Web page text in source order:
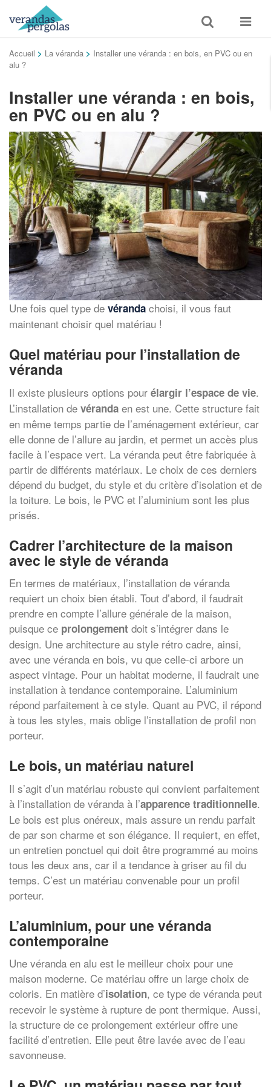
Toggle
search
Toggle
Accueil > La véranda > Installer une véranda : en bois, en PVC ou en
alu ?
Installer une véranda : en bois,
en PVC ou en alu ?
Une fois quel type de véranda choisi, il vous faut
maintenant choisir quel matériau !
Quel matériau pour l’installation de
véranda
Il existe plusieurs options pour élargir l’espace de vie.
L’installation de véranda en est une. Cette structure fait
en même temps partie de l’aménagement extérieur, car
elle donne de l’allure au jardin, et permet un accès plus
facile à l’espace vert. La véranda peut être fabriquée à
partir de différents matériaux. Le choix de ces derniers
dépend du budget, du style et du critère d’isolation et de
la toiture. Le bois, le PVC et l’aluminium sont les plus
prisés.
Cadrer l’architecture de la maison
avec le style de véranda
En termes de matériaux, l’installation de véranda
requiert un choix bien établi. Tout d’abord, il faudrait
prendre en compte l’allure générale de la maison,
puisque ce prolongement doit s’intégrer dans le
design. Une architecture au style rétro cadre, ainsi,
avec une véranda en bois, vu que celle-ci arbore un
aspect vintage. Pour un habitat moderne, il faudrait une
installation à tendance contemporaine. L’aluminium
répond parfaitement à ce style. Quant au PVC, il répond
à tous les styles, mais oblige l’installation de profil non
porteur.
Le bois, un matériau naturel
Il s’agit d’un matériau robuste qui convient parfaitement
à l’installation de véranda à l’apparence traditionnelle.
Le bois est plus onéreux, mais assure un rendu parfait
de par son charme et son élégance. Il requiert, en effet,
un entretien ponctuel qui doit être programmé au moins
tous les deux ans, car il a tendance à griser au fil du
temps. C’est un matériau convenable pour un profil
porteur.
L’aluminium, pour une véranda
contemporaine
Une véranda en alu est le meilleur choix pour une
maison moderne. Ce matériau offre un large choix de
coloris. En matière d’isolation, ce type de véranda peut
recevoir le système à rupture de pont thermique. Aussi,
la structure de ce prolongement extérieur offre une
facilité d’entretien. Elle peut être lavée avec de l’eau
savonneuse.